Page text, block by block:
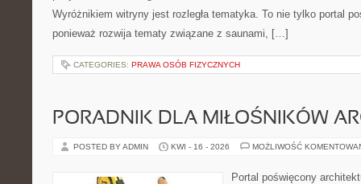
Wyróżnikiem witryny jest rozległa tematyka. To nie tylko portal
ponieważ rozwija tematy związane z saunami, […]
CATEGORIES: PRAWA OSÓB FIZYCZNYCH
PORADNIK DLA MIŁOŚNIKÓW
POSTED BY ADMIN KWI - 16 - 2026 MOŻLIWOŚĆ
Portal poświęcony